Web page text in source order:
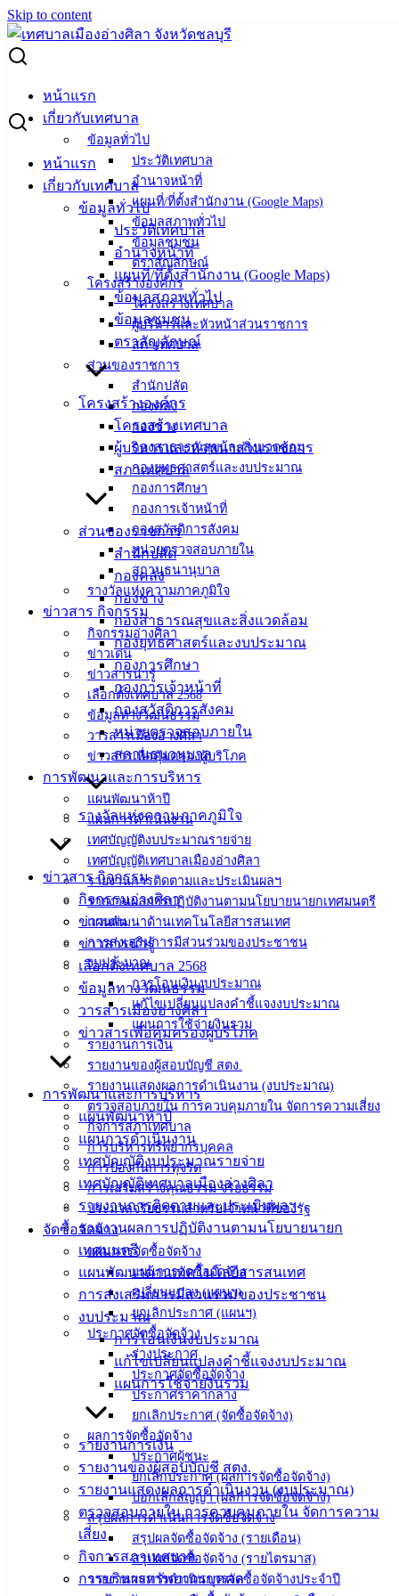
Skip to content
หน้าแรก
เกี่ยวกับเทศบาล
ข้อมูลทั่วไป
ประวัติเทศบาล
อำนาจหน้าที่
แผนที่/ที่ตั้งสำนักงาน (Google Maps)
ข้อมูลสภาพทั่วไป
ข้อมูลชุมชน
ตราสัญลักษณ์
โครงสร้างองค์กร
โครงสร้างเทศบาล
ผู้บริหารและหัวหน้าส่วนราชการ
สภาเทศบาล
ส่วนของราชการ
สำนักปลัด
กองคลัง
กองช่าง
กองสาธารณสุขและสิ่งแวดล้อม
กองยุทธศาสตร์และงบประมาณ
กองการศึกษา
กองการเจ้าหน้าที่
กองสวัสดิการสังคม
หน่วยตรวจสอบภายใน
สถานธนานุบาล
รางวัลแห่งความภาคภูมิใจ
ข่าวสาร กิจกรรม
กิจกรรมอ่างศิลา
ข่าวเด่น
ข่าวสารน่ารู้
เลือกตั้งเทศบาล 2568
ข้อมูลทางวัฒนธรรม
วารสารเมืองอ่างศิลา
ข่าวสารเพื่อคุ้มครองผู้บริโภค
การพัฒนาและการบริหาร
แผนพัฒนาห้าปี
แผนการดำเนินงาน
เทศบัญญัติงบประมาณรายจ่าย
เทศบัญญัติเทศบาลเมืองอ่างศิลา
รายงานการติดตามและประเมินผลฯ
รายงานผลการปฏิบัติงานตามนโยบายนายกเทศมนตรี
แผนพัฒนาด้านเทคโนโลยีสารสนเทศ
การส่งเสริมการมีส่วนร่วมของประชาชน
งบประมาณ
การโอนเงินงบประมาณ
แก้ไขเปลี่ยนแปลงคำชี้แจงงบประมาณ
แผนการใช้จ่ายงินรวม
รายงานการเงิน
รายงานของผู้สอบบัญชี สตง.
รายงานแสดงผลการดำเนินงาน (งบประมาณ)
ตรวจสอบภายใน การควบคุมภายใน จัดการความเสี่ยง
กิจการสภาเทศบาล
การบริหารทรัพยากรบุคคล
การป้องกันการทุจริต
การเสริมสร้างคุณธรรม จริยธรรม
ประมวลจริยธรรมสำหรับเจ้าหน้าที่ของรัฐ
จัดซื้อจัดจ้าง
แผนการจัดซื้อจัดจ้าง
แผนการจัดซื้อจัดจ้าง
เปลี่ยนแปลง (แผนฯ)
ยกเลิกประกาศ (แผนฯ)
ประกาศจัดซื้อจัดจ้าง
ร่างประกาศ
ประกาศจัดซื้อจัดจ้าง
ประกาศราคากลาง
ยกเลิกประกาศ (จัดซื้อจัดจ้าง)
ผลการจัดซื้อจัดจ้าง
ประกาศผู้ชนะ
ยกเลิกประกาศ (ผลการจัดซื้อจัดจ้าง)
บอกเลิกสัญญา (ผลการจัดซื้อจัดจ้าง)
สรุปผลการดำเนินการจัดซื้อจัดจ้าง
สรุปผลจัดซื้อจัดจ้าง (รายเดือน)
สรุปผลจัดซื้อจัดจ้าง (รายไตรมาส)
รายงานผลการดำเนินการจัดซื้อจัดจ้างประจำปี
หน้าแรก
เกี่ยวกับเทศบาล
ข้อมูลทั่วไป
ประวัติเทศบาล
อำนาจหน้าที่
แผนที่/ที่ตั้งสำนักงาน (Google Maps)
ข้อมูลสภาพทั่วไป
ข้อมูลชุมชน
ตราสัญลักษณ์
โครงสร้างองค์กร
โครงสร้างเทศบาล
ผู้บริหารและหัวหน้าส่วนราชการ
สภาเทศบาล
ส่วนของราชการ
สำนักปลัด
กองคลัง
กองช่าง
กองสาธารณสุขและสิ่งแวดล้อม
กองยุทธศาสตร์และงบประมาณ
กองการศึกษา
กองการเจ้าหน้าที่
กองสวัสดิการสังคม
หน่วยตรวจสอบภายใน
สถานธนานุบาล
รางวัลแห่งความภาคภูมิใจ
ข่าวสาร กิจกรรม
กิจกรรมอ่างศิลา
ข่าวเด่น
ข่าวสารน่ารู้
เลือกตั้งเทศบาล 2568
ข้อมูลทางวัฒนธรรม
วารสารเมืองอ่างศิลา
ข่าวสารเพื่อคุ้มครองผู้บริโภค
การพัฒนาและการบริหาร
แผนพัฒนาห้าปี
แผนการดำเนินงาน
เทศบัญญัติงบประมาณรายจ่าย
เทศบัญญัติเทศบาลเมืองอ่างศิลา
รายงานการติดตามและประเมินผลฯ
รายงานผลการปฏิบัติงานตามนโยบายนายก
เทศมนตรี
แผนพัฒนาด้านเทคโนโลยีสารสนเทศ
การส่งเสริมการมีส่วนร่วมของประชาชน
งบประมาณ
การโอนเงินงบประมาณ
แก้ไขเปลี่ยนแปลงคำชี้แจงงบประมาณ
แผนการใช้จ่ายงินรวม
รายงานการเงิน
รายงานของผู้สอบบัญชี สตง.
รายงานแสดงผลการดำเนินงาน (งบประมาณ)
ตรวจสอบภายใน การควบคุมภายใน จัดการความ
เสี่ยง
กิจการสภาเทศบาล
การบริหารทรัพยากรบุคคล
Search for:
รายงานผลการดำเนินการศูนย์ข้อมูลข่าวสารของราชการ
เทศบาลเมืองอ่างศิลา ประจำปีงบประมาณ พ.ศ. 2564
รายงานผลการดำเนินการศูนย์ข้อมูล
ข่าวสารของราชการ เทศบาลเมืองอ่างศิลา
ประจำปีงบประมาณ พ.ศ. 2564
ตุลาคม 8, 2021เมษายน 23, 2022 vichakarn
รายงานผลการดำเนินการศูนย์ข้อมูลข่าวสารของราชการ
เทศบาลเมืองอ่างศิลา ประจำปีงบประมาณ พ.ศ. 2564
เทศบาลเมือง
อ่างศิลา 90/338
ม.3 ต.เสม็ด
อ.เมือง จ.ชลบุรี
142-100-104
บริการ
ประชาชน
ดาวน์โหลด
แบบ
ฟอร์ม,
เอกสาร
คู่มือ
สำหรับ
ประชาชน/
คู่มือการ
ปฏิบัติ
งาน
ข่าวสาร
น่ารู้
ศุนย์
ข้อมูล
ข่าวสาร
อิเล็กทรอนิกส์
องค์
ความรู้
(Knowledge
Management)
ติดต่อ
ประวัติ
หัวหน้า